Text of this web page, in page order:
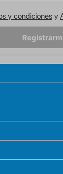
y condiciones y